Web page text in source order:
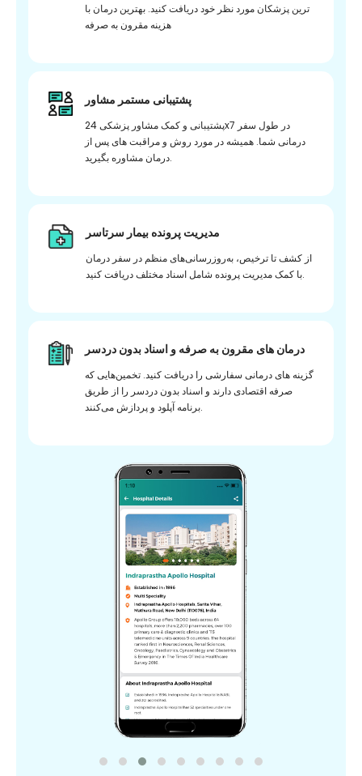
ترین پزشکان مورد نظر خود دریافت کنید. بهترین درمان با
هزینه مقرون به صرفه
پشتیبانی مستمر مشاور
پشتیبانی و کمک مشاور پزشکی 24x7 در طول سفر
درمانی شما. همیشه در مورد روش و مراقبت های پس از
درمان مشاوره بگیرید.
مدیریت پرونده بیمار سرتاسر
از کشف تا ترخیص، به‌روزرسانی‌های منظم در سفر درمان
با کمک مدیریت پرونده شامل اسناد مختلف دریافت کنید.
درمان های مقرون به صرفه و اسناد بدون دردسر
گزینه های درمانی سفارشی را دریافت کنید. تخمین‌هایی که
صرفه اقتصادی دارند و اسناد بدون دردسر را از طریق
برنامه آپلود و پردازش می‌کنند.